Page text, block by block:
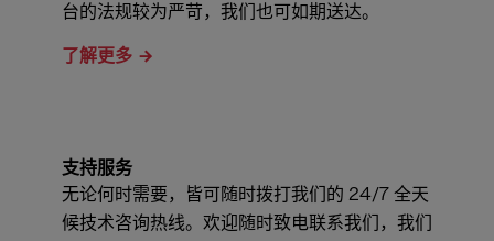
台的法规较为严苛，我们也可如期送达。
了解更多
支持服务
无论何时需要，皆可随时拨打我们的 24/7 全天
候技术咨询热线。欢迎随时致电联系我们，我们